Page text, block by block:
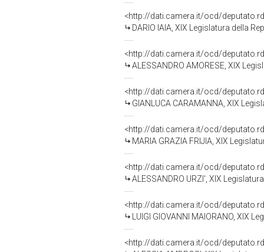
<http://dati.camera.it/ocd/
DARIO IAIA, XIX Legislatura della
<http://dati.camera.it/ocd/
ALESSANDRO AMORESE, XIX
<http://dati.camera.it/ocd/
GIANLUCA CARAMANNA, XIX
<http://dati.camera.it/ocd/
MARIA GRAZIA FRIJIA, XIX
<http://dati.camera.it/ocd/
ALESSANDRO URZI', XIX
<http://dati.camera.it/ocd/
LUIGI GIOVANNI MAIORANO, XIX
<http://dati.camera.it/ocd/